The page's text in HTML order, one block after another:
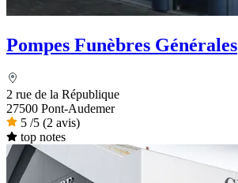
Pompes Funèbres Générales
2 rue de la République
27500 Pont-Audemer
5 /5 (2 avis)
top notes